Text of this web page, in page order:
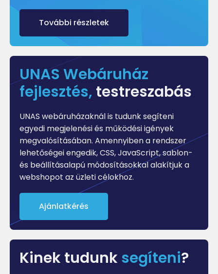
További részletek
UNAS Webáruház
fejlesztés, testreszabás
UNAS webáruházaknál is tudunk segíteni
egyedi megjelenési és működési igények
megvalósításában. Amennyiben a rendszer
lehetőségei engedik, CSS, JavaScript, sablon-
és beállításalapú módosításokkal alakítjuk a
webshopot az üzleti célokhoz.
Ajánlatkérés
Kinek tudunk segíteni?